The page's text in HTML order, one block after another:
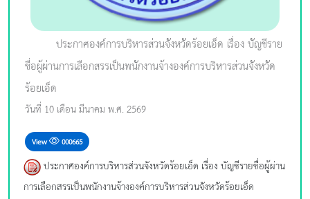
ประกาศองค์การบริหารส่วนจังหวัดร้อยเอ็ด เรื่อง บัญชีราย
ชื่อผู้ผ่านการเลือกสรรเป็นพนักงานจ้างองค์การบริหารส่วนจังหวัด
ร้อยเอ็ด
วันที่ 10 เดือน มีนาคม พ.ศ. 2569
View 000665
ประกาศองค์การบริหารส่วนจังหวัดร้อยเอ็ด เรื่อง บัญชีรายชื่อผู้ผ่าน
การเลือกสรรเป็นพนักงานจ้างองค์การบริหารส่วนจังหวัดร้อยเอ็ด